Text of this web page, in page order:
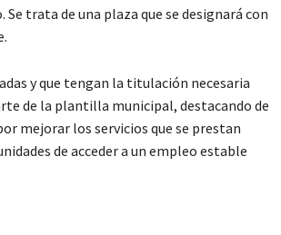
trata de una plaza que se designará con
y que tengan la titulación necesaria
de la plantilla municipal, destacando de
mejorar los servicios que se prestan
de acceder a un empleo estable